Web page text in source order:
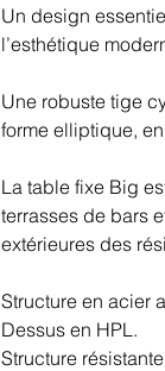
Un design
l’esthétique
Une robuste tige
forme elliptique,
La table fixe Big
terrasses de bars
extérieures des
Structure en acier
Dessus en HPL.
Structure